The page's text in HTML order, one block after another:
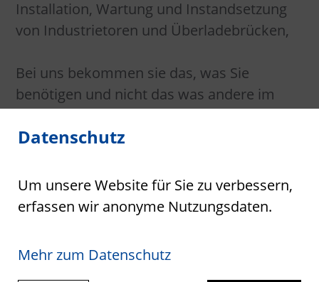
Installation, Wartung und Instandsetzung
von Industrietoren und Überladebrücken,
Bei uns bekommen sie das, was Sie
benötigen und nicht das was andere im
Industrietore und Verladetechnik.
Datenschutz
Um unsere Website für Sie zu verbessern,
erfassen wir anonyme Nutzungsdaten.
Mehr zum Datenschutz